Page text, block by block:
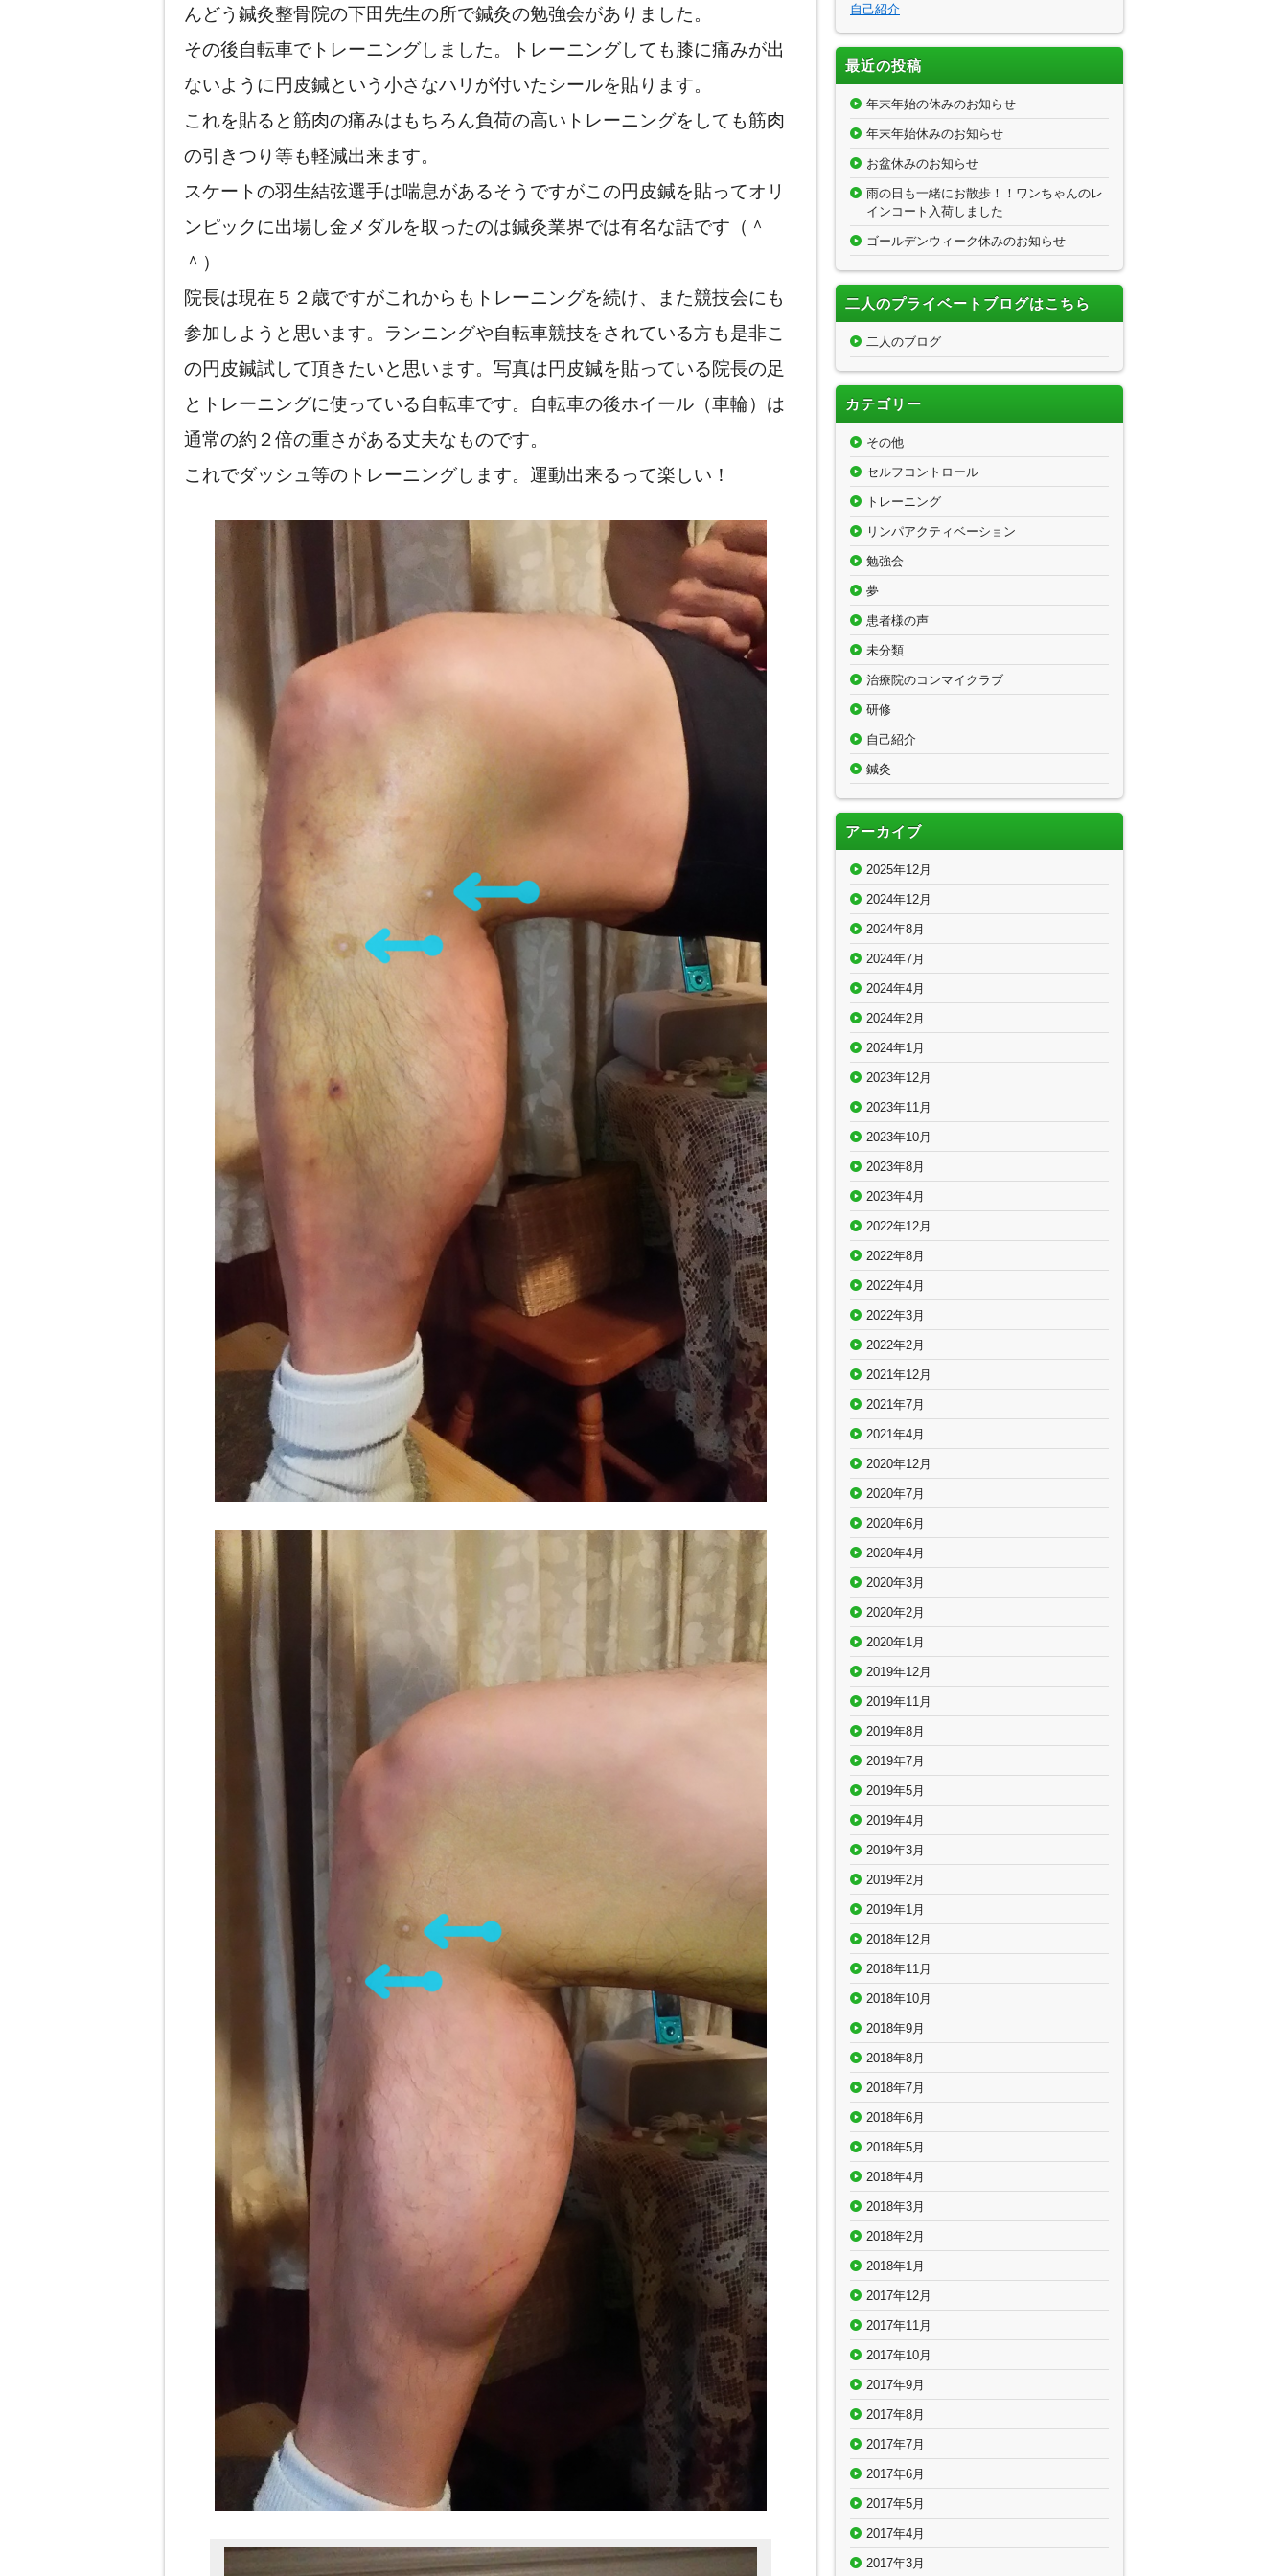
んどう鍼灸整骨院の下田先生の所で鍼灸の勉強会がありました。
その後自転車でトレーニングしました。トレーニングしても膝に痛みが出
ないように円皮鍼という小さなハリが付いたシールを貼ります。
これを貼ると筋肉の痛みはもちろん負荷の高いトレーニングをしても筋肉
の引きつり等も軽減出来ます。
スケートの羽生結弦選手は喘息があるそうですがこの円皮鍼を貼ってオリ
ンピックに出場し金メダルを取ったのは鍼灸業界では有名な話です（＾
＾）
院長は現在５２歳ですがこれからもトレーニングを続け、また競技会にも
参加しようと思います。ランニングや自転車競技をされている方も是非こ
の円皮鍼試して頂きたいと思います。写真は円皮鍼を貼っている院長の足
とトレーニングに使っている自転車です。自転車の後ホイール（車輪）は
通常の約２倍の重さがある丈夫なものです。
これでダッシュ等のトレーニングします。運動出来るって楽しい！
自己紹介
最近の投稿
年末年始の休みのお知らせ
年末年始休みのお知らせ
お盆休みのお知らせ
雨の日も一緒にお散歩！！ワンちゃんのレ
インコート入荷しました
ゴールデンウィーク休みのお知らせ
二人のプライベートブログはこちら
二人のブログ
カテゴリー
その他
セルフコントロール
トレーニング
リンパアクティベーション
勉強会
夢
患者様の声
未分類
治療院のコンマイクラブ
研修
自己紹介
鍼灸
アーカイブ
2025年12月
2024年12月
2024年8月
2024年7月
2024年4月
2024年2月
2024年1月
2023年12月
2023年11月
2023年10月
2023年8月
2023年4月
2022年12月
2022年8月
2022年4月
2022年3月
2022年2月
2021年12月
2021年7月
2021年4月
2020年12月
2020年7月
2020年6月
2020年4月
2020年3月
2020年2月
2020年1月
2019年12月
2019年11月
2019年8月
2019年7月
2019年5月
2019年4月
2019年3月
2019年2月
2019年1月
2018年12月
2018年11月
2018年10月
2018年9月
2018年8月
2018年7月
2018年6月
2018年5月
2018年4月
2018年3月
2018年2月
2018年1月
2017年12月
2017年11月
2017年10月
2017年9月
2017年8月
2017年7月
2017年6月
2017年5月
2017年4月
2017年3月